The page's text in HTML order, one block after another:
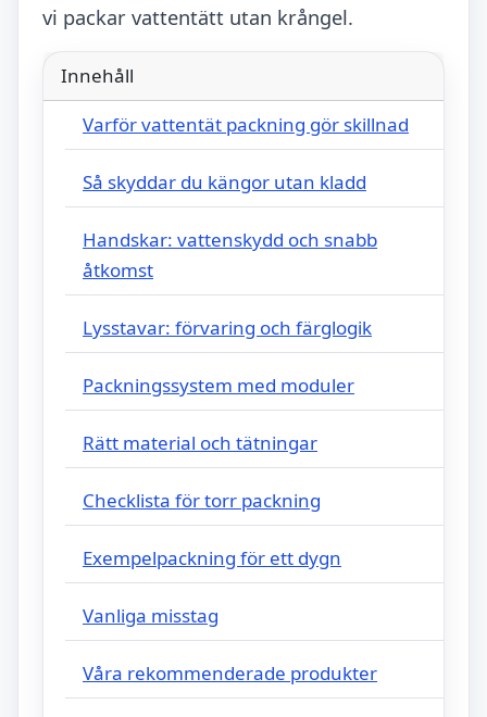
vi packar vattentätt utan krångel.
Innehåll
Varför vattentät packning gör skillnad
Så skyddar du kängor utan kladd
Handskar: vattenskydd och snabb
åtkomst
Lysstavar: förvaring och färglogik
Packningssystem med moduler
Rätt material och tätningar
Checklista för torr packning
Exempelpackning för ett dygn
Vanliga misstag
Våra rekommenderade produkter